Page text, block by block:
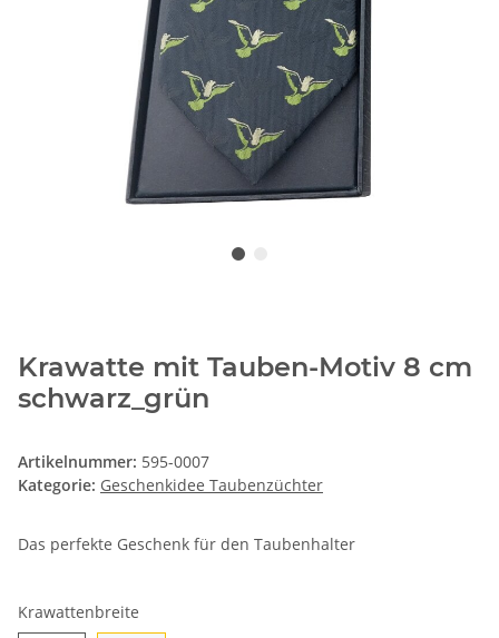
Krawatte mit Tauben-Motiv 8 cm
schwarz_grün
Artikelnummer: 595-0007
Kategorie: Geschenkidee Taubenzüchter
Das perfekte Geschenk für den Taubenhalter
Krawattenbreite